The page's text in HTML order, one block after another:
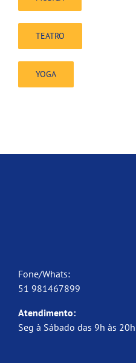
TEATRO
YOGA
Fone/Whats:
51 981467899
Atendimento:
Seg à Sábado das 9h às 20h